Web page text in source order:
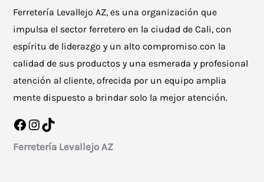
Ferretería Levallejo AZ, es una organización que
impulsa el sector ferretero en la ciudad de Cali, con
espíritu de liderazgo y un alto compromiso con la
calidad de sus productos y una esmerada y profesional
atención al cliente, ofrecida por un equipo amplia
mente dispuesto a brindar solo la mejor atención.
Facebook
Instagram
TikTok
Ferretería Levallejo AZ